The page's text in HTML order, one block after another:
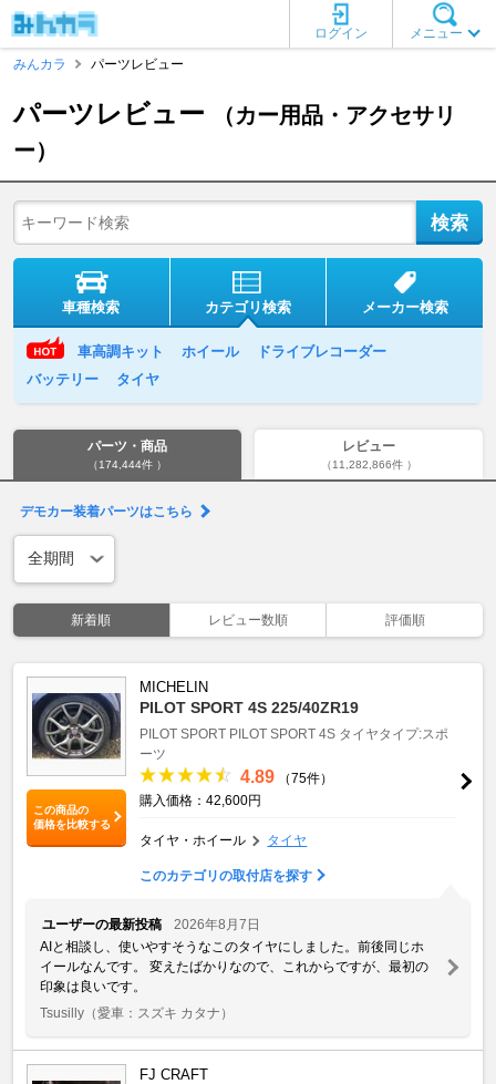
メニュー
ログイン
みんカラ
パーツレビュー
パーツレビュー
（カー用品・アクセサリ
ー）
車種検索 カテゴリ検索 メーカー検索
車高調キット ホイール
ドライブレコーダー
バッテリー
タイヤ
パーツ・商品
（174,444件 ）
レビュー
（11,282,866件 ）
デモカー装着パーツはこちら
新着順 レビュー数順 評価順
この商品の
価格を比較する
MICHELIN
PILOT SPORT 4S 225/40ZR19
PILOT SPORT PILOT SPORT 4S タイヤタイプ:スポ
ーツ
4.89
（75件）
購入価格：42,600円
タイヤ・ホイール タイヤ
このカテゴリの取付店を探す
ユーザーの最新投稿
2026年8月7日
AIと相談し、使いやすそうなこのタイヤにしました。前後同じホ
イールなんです。 変えたばかりなので、これからですが、最初の
印象は良いです。
Tsusilly （愛車：スズキ カタナ）
FJ CRAFT